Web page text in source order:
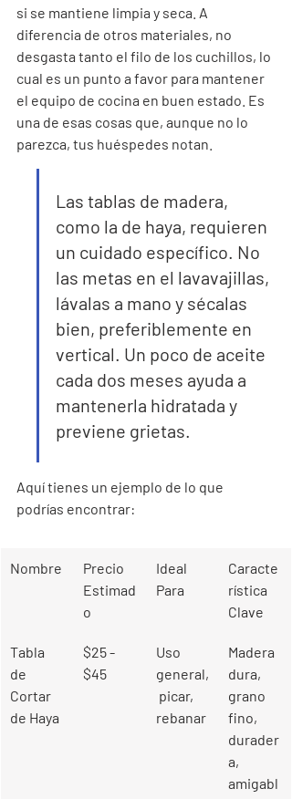
si se mantiene limpia y seca. A
diferencia de otros materiales, no
desgasta tanto el filo de los cuchillos, lo
cual es un punto a favor para mantener
el equipo de cocina en buen estado. Es
una de esas cosas que, aunque no lo
parezca, tus huéspedes notan.
Las tablas de madera,
como la de haya, requieren
un cuidado específico. No
las metas en el lavavajillas,
lávalas a mano y sécalas
bien, preferiblemente en
vertical. Un poco de aceite
cada dos meses ayuda a
mantenerla hidratada y
previene grietas.
Aquí tienes un ejemplo de lo que
podrías encontrar:
Nombre
Precio
Estimad
o
Ideal
Para
Caracte
rística
Clave
Tabla
de
Cortar
de Haya
$25 -
$45
Uso
general,
picar,
rebanar
Madera
dura,
grano
fino,
durader
a,
amigabl